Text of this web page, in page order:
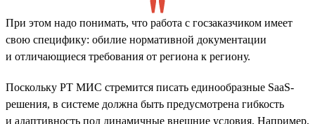
При этом надо понимать, что работа с госзаказчиком имеет
свою специфику: обилие нормативной документации
и отличающиеся требования от региона к региону.
Поскольку РТ МИС стремится писать единообразные SaaS-
решения, в системе должна быть предусмотрена гибкость
и адаптивность под динамичные внешние условия. Например,